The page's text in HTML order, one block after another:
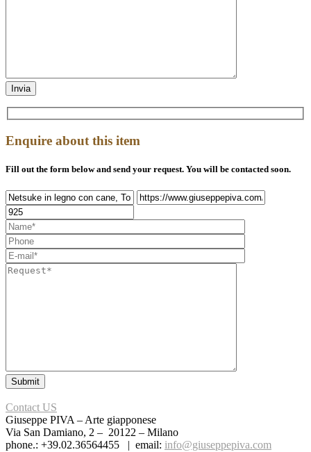
Enquire about this item
Fill out the form below and send your request. You will be contacted soon.
Contact US
Giuseppe PIVA – Arte giapponese
Via San Damiano, 2 – 20122 – Milano
phone.: +39.02.36564455 | email: info@giuseppepiva.com